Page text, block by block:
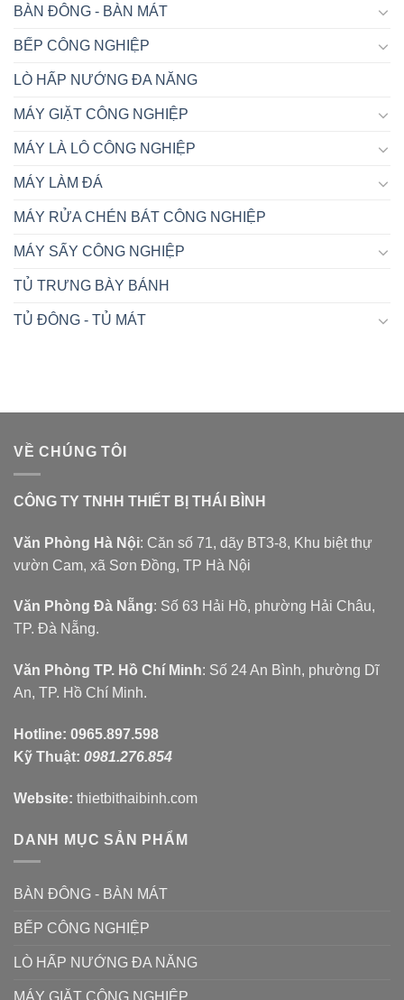
BÀN ĐÔNG - BÀN MÁT
BẾP CÔNG NGHIỆP
LÒ HẤP NƯỚNG ĐA NĂNG
MÁY GIẶT CÔNG NGHIỆP
MÁY LÀ LÔ CÔNG NGHIỆP
MÁY LÀM ĐÁ
MÁY RỬA CHÉN BÁT CÔNG NGHIỆP
MÁY SẤY CÔNG NGHIỆP
TỦ TRƯNG BÀY BÁNH
TỦ ĐÔNG - TỦ MÁT
VỀ CHÚNG TÔI
CÔNG TY TNHH THIẾT BỊ THÁI BÌNH
Văn Phòng Hà Nội: Căn số 71, dãy BT3-8, Khu biệt thự
vườn Cam, xã Sơn Đồng, TP Hà Nội
Văn Phòng Đà Nẵng: Số 63 Hải Hồ, phường Hải Châu,
TP. Đà Nẵng.
Văn Phòng TP. Hồ Chí Minh: Số 24 An Bình, phường Dĩ
An, TP. Hồ Chí Minh.
Hotline: 0965.897.598
Kỹ Thuật: 0981.276.854
Website: thietbithaibinh.com
DANH MỤC SẢN PHẨM
BÀN ĐÔNG - BÀN MÁT
BẾP CÔNG NGHIỆP
LÒ HẤP NƯỚNG ĐA NĂNG